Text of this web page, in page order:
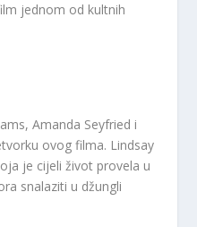
jednom od kultnih
Amanda Seyfried i
ovog filma. Lindsay
je cijeli život provela u
snalaziti u džungli